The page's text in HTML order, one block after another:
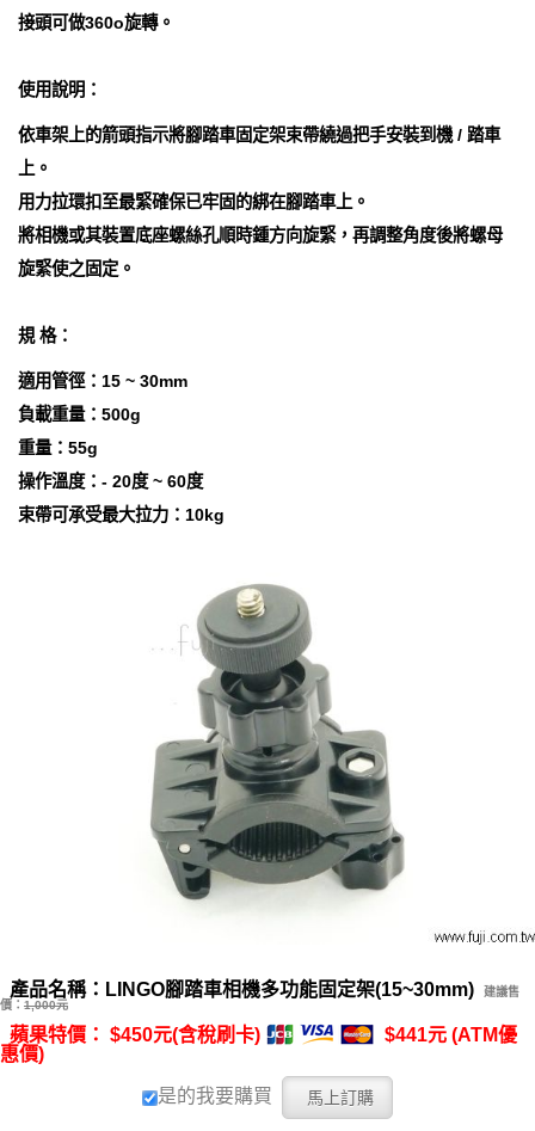
接頭可做360o旋轉。
使用說明：
依車架上的箭頭指示將腳踏車固定架束帶繞過把手安裝到機 / 踏車
上。
用力拉環扣至最緊確保已牢固的綁在腳踏車上。
將相機或其裝置底座螺絲孔順時鍾方向旋緊，再調整角度後將螺母
旋緊使之固定。
規 格：
適用管徑：15 ~ 30mm
負載重量：500g
重量：55g
操作溫度：- 20度 ~ 60度
束帶可承受最大拉力：10kg
產品名稱：LINGO腳踏車相機多功能固定架(15~30mm)
建議售
價： 1,000元
蘋果特價： $450元(含稅刷卡)
$441元 (ATM優
惠價)
是的我要購買